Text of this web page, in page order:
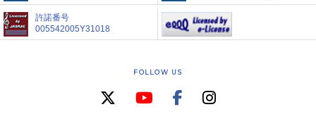
許諾番号
005542005Y31018
FOLLOW US